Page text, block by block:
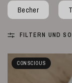
Becher
FILTERN UND
CONSCIOUS